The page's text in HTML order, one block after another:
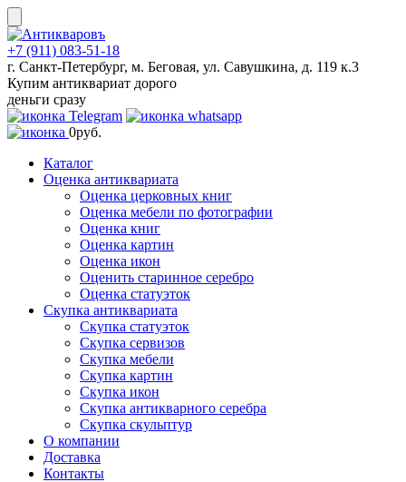
Skip
to
content
+7 (911) 083-51-18
г. Санкт-Петербург, м. Беговая, ул. Савушкина, д. 119 к.3
Купим антиквариат дорого
деньги сразу
0руб.
Каталог
Оценка антиквариата
Оценка церковных книг
Оценка мебели по фотографии
Оценка книг
Оценка картин
Оценка икон
Оценить старинное серебро
Оценка статуэток
Скупка антиквариата
Скупка статуэток
Скупка сервизов
Скупка мебели
Скупка картин
Скупка икон
Скупка антикварного серебра
Скупка скульптур
О компании
Доставка
Контакты